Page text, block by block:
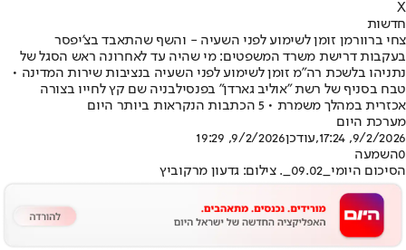
X
חדשות
צחי ברוורמן זומן לשימוע לפני השעיה - והשף שהתאבד בצ'יפסר
בעקבות דרישת משרד המשפטים: מי שהיה עד לאחרונה ראש הסגל של
נתניהו בלשכת רה"מ זומן לשימוע לפני השעיה בנציבות שירות המדינה •
טבח בסניף של רשת "אוליב גארדן" בפנסילבניה שם קץ לחייו בצורה
אכזרית במהלך משמרת • 5 הכתבות הנקראות ביותר היום
מערכת היום
9/2/2026, 17:24
,עודכן9/2/2026, 19:29
0השמעה
הסיכום היומי_09.02_. צילום: גדעון מרקוביץ